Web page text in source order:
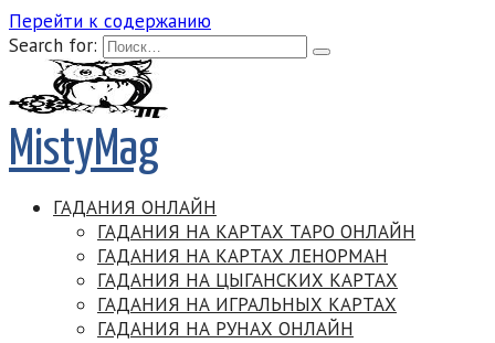
Перейти к содержанию
Search for:
MistyMag
ГАДАНИЯ ОНЛАЙН
ГАДАНИЯ НА КАРТАХ ТАРО ОНЛАЙН
ГАДАНИЯ НА КАРТАХ ЛЕНОРМАН
ГАДАНИЯ НА ЦЫГАНСКИХ КАРТАХ
ГАДАНИЯ НА ИГРАЛЬНЫХ КАРТАХ
ГАДАНИЯ НА РУНАХ ОНЛАЙН